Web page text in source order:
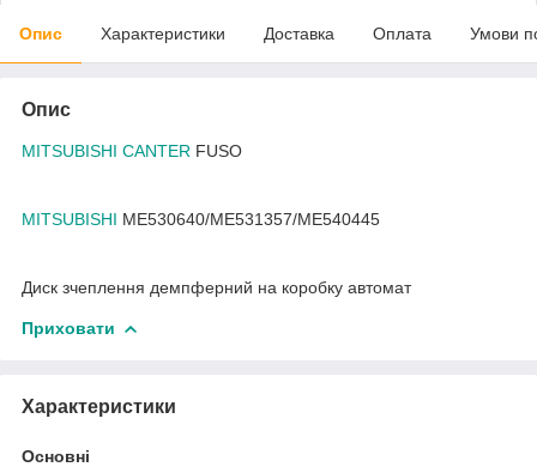
Опис Характеристики Доставка Оплата Умови
Опис
MITSUBISHI CANTER FUSO
MITSUBISHI ME530640/ME531357/ME540445
Диск зчеплення демпферний на коробку автомат
Приховати
Характеристики
Основні